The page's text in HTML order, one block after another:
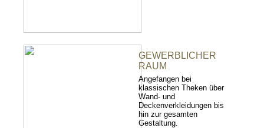
GEWERBLICHER
RAUM
Angefangen bei
klassischen Theken über
Wand- und
Deckenverkleidungen bis
hin zur gesamten
Gestaltung.